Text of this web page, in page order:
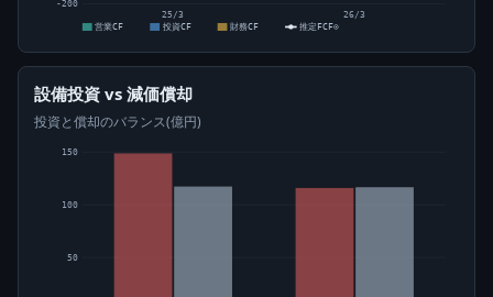
-200
25/3
26/3
営業CF
投資CF 財務CF 推定FCF⊙
設備投資 vs 減価償却
投資と償却のバランス(億円)
50
100
150